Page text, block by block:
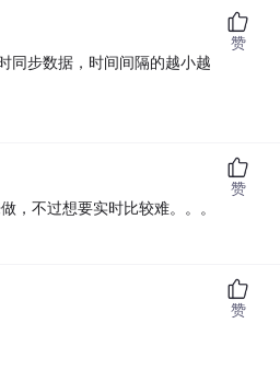
同步数据，时间间隔的越小越
赞
，不过想要实时比较难。。。
赞
赞